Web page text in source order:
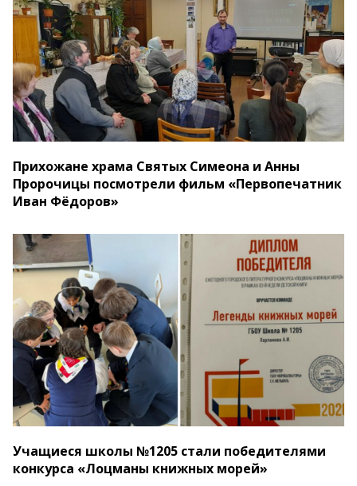
Прихожане храма Святых Симеона и Анны
Пророчицы посмотрели фильм «Первопечатник
Иван Фёдоров»
Учащиеся школы №1205 стали победителями
конкурса «Лоцманы книжных морей»